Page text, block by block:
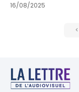
16/08/2025